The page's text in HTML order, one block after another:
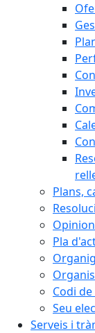
Plans,
Pla
Codi
Seu
Serveis i